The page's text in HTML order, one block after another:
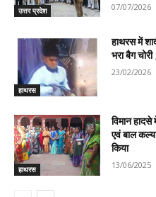
उत्तर प्रदेश 07/07/2026
हाथरस
हाथरस में
भरा बैग चोरी
23/02/2026
हाथरस
विमान
एवं बाल
किया
13/06/2025